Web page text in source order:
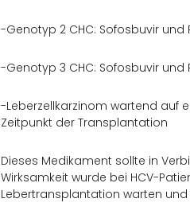
-Genotyp 2 CHC: Sofosbuvir und
-Genotyp 3 CHC: Sofosbuvir und
-Leberzellkarzinom wartend auf
Zeitpunkt der Transplantation
Dieses Medikament sollte in
Wirksamkeit wurde bei HCV-
Lebertransplantation warten und